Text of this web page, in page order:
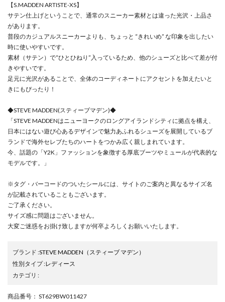
【S.MADDEN ARTISTE-XS】
サテン仕上げということで、通常のスニーカー素材とは違った光沢・上品さ
があります。
普段のカジュアルスニーカーよりも、ちょっと “きれいめ” な印象を出したい
時に使いやすいです。
素材（サテン）で“ひとひねり”入っているため、他のシューズと比べて差が付
きやすいです。
足元に光沢があることで、全体のコーディネートにアクセントを加えたいと
きにもぴったり！
◆STEVE MADDEN(スティーブマデン)◆
「STEVE MADDENはニューヨークのロングアイランドシティに拠点を構え、
日本にはない遊び心あるデザインで魅力あふれるシューズを展開しているブ
ランドで海外セレブたちのハートをつかみ広く親しまれています。
今、話題の「Y2K」ファッションを象徴する厚底ブーツやミュールが代表的な
モデルです。」
※タグ・バーコードのついたシールには、サイトのご案内と異なるサイズ名
が記載されていることもございます。
ご了承ください。
サイズ感に問題はございません。
大変ご迷惑をお掛け致しますが何卒よろしくお願いいたします。
ブランド :STEVE MADDEN （スティーブ マデン）
性別タイプ:レディース
カテゴリ :
商品番号 ： ST629BW011427